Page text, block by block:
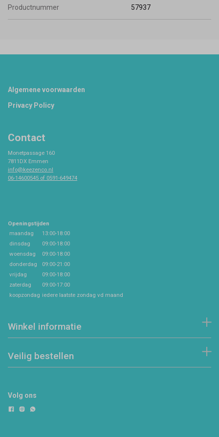
Productnummer 57937
Footer
Algemene voorwaarden
Privacy Policy
Contact
Monetpassage 160
7811DX Emmen
info@keezenco.nl
06-14600545 of 0591-649474
Openingstijden
maandag
13:00-18:00
dinsdag
09:00-18:00
woensdag
09:00-18:00
donderdag
09:00-21:00
vrijdag
09:00-18:00
zaterdag
09:00-17:00
koopzondag iedere laatste zondag vd maand
Winkel informatie
Veilig bestellen
Volg ons